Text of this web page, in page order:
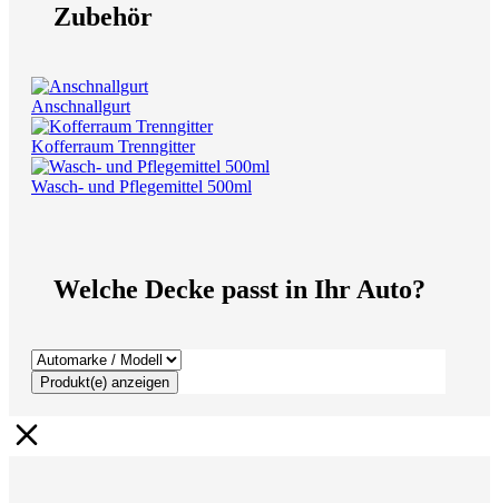
Zubehör
Anschnallgurt
Kofferraum Trenngitter
Wasch- und Pflegemittel 500ml
Welche Decke passt in Ihr Auto?
Produkt(e) anzeigen